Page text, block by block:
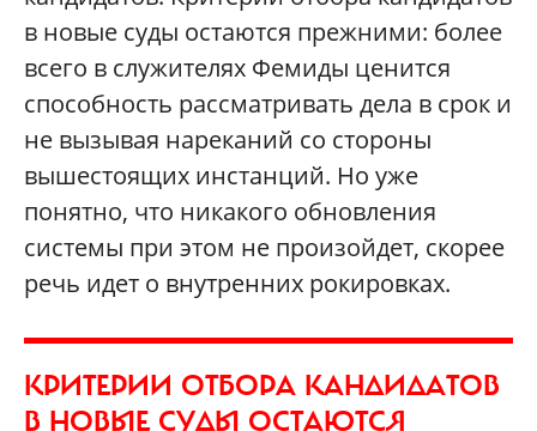
в новые суды остаются прежними: более
всего в служителях Фемиды ценится
способность рассматривать дела в срок и
не вызывая нареканий со стороны
вышестоящих инстанций. Но уже
понятно, что никакого обновления
системы при этом не произойдет, скорее
речь идет о внутренних рокировках.
КРИТЕРИИ ОТБОРА КАНДИДАТОВ
В НОВЫЕ СУДЫ ОСТАЮТСЯ